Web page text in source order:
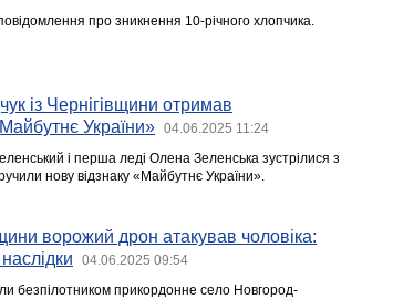
про зникнення 10-річного хлопчика.
із Чернігівщини отримав
України»
04.06.2025 11:24
і перша леді Олена Зеленська зустрілися з
нову відзнаку «Майбутнє України».
ворожий дрон атакував чоловіка:
04.06.2025 09:54
безпілотником прикордонне село Новгород-